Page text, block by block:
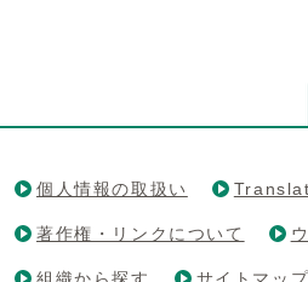
個人情報の取扱い
著作権・リンクについて